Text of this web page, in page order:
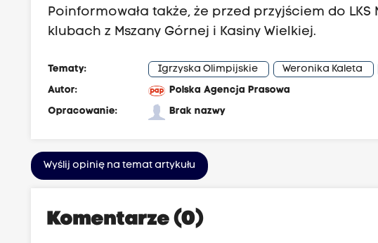
Poinformowała także, że przed przyjściem do
klubach z Mszany Górnej i Kasiny Wielkiej.
Tematy: Igrzyska Olimpijskie Weronika Kaleta
Autor:
Polska Agencja Prasowa
Opracowanie:
Brak nazwy
Wyślij opinię na temat artykułu
Komentarze (0)